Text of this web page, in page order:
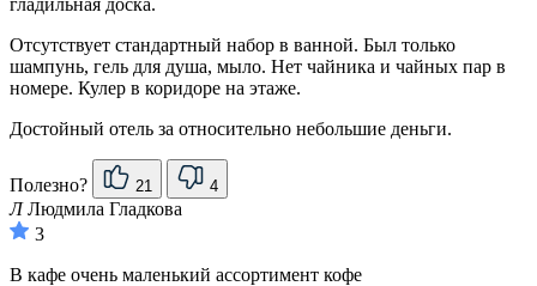
Отсутствует стандартный набор в ванной. Был только
шампунь, гель для душа, мыло. Нет чайника и чайных пар в
номере. Кулер в коридоре на этаже.
Достойный отель за относительно небольшие деньги.
Полезно? 21 4
ЛЛюдмила Гладкова
3
В кафе очень маленький ассортимент кофе